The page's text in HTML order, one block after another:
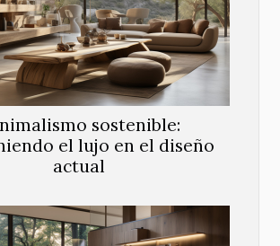
sostenible:
el lujo en el diseño
actual